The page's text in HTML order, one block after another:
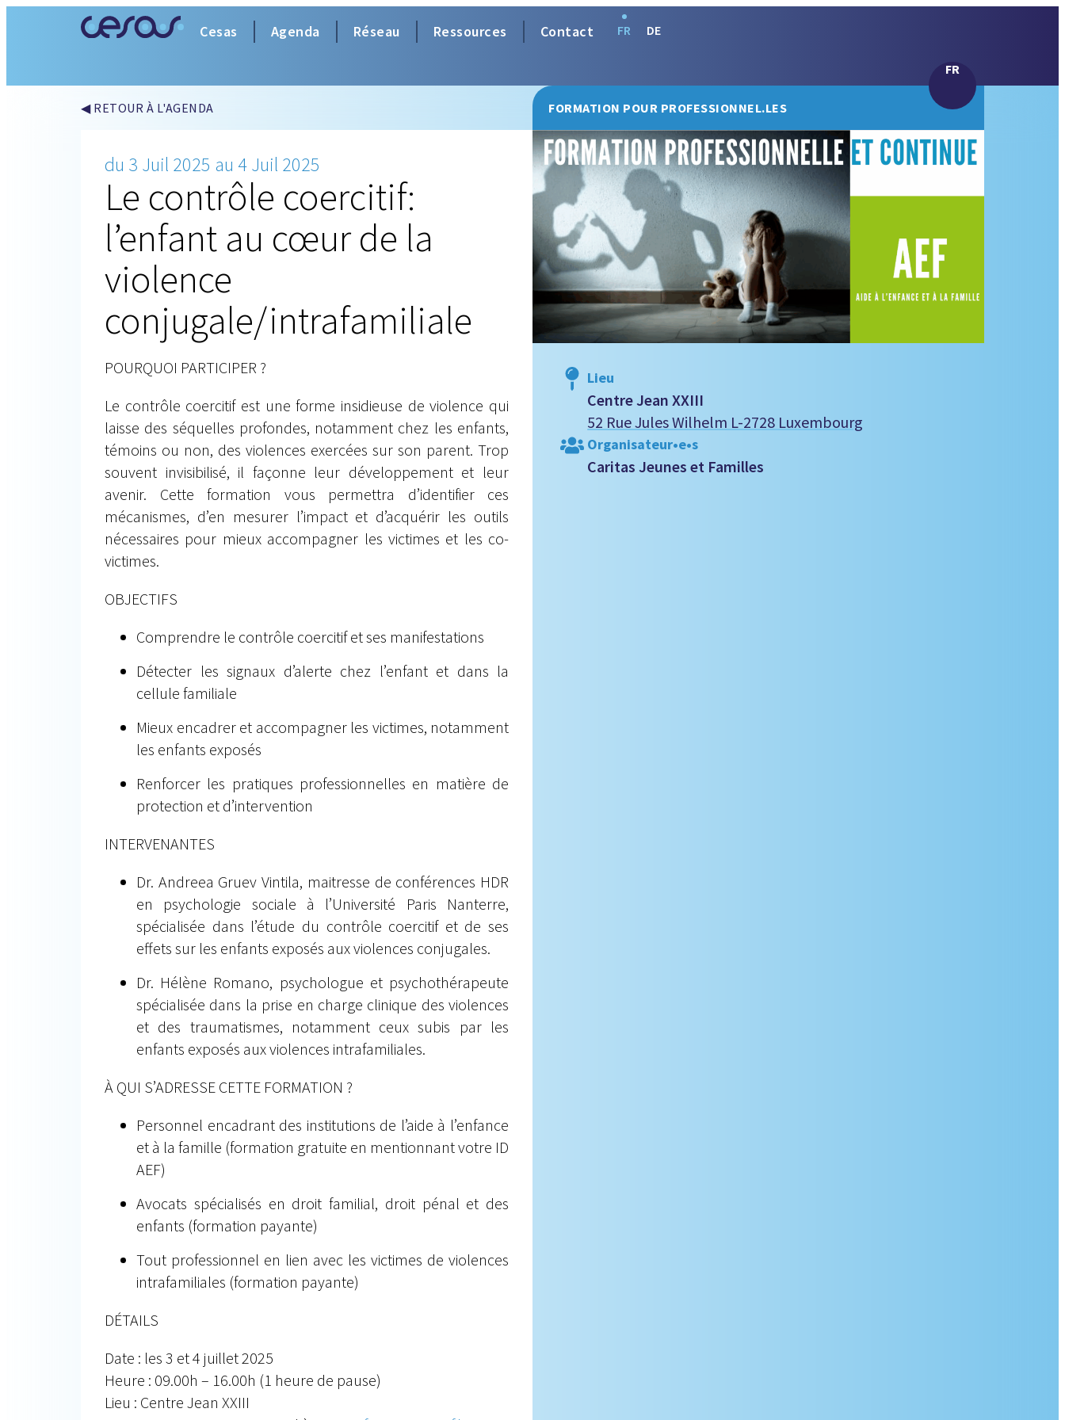
Cesas Agenda Réseau Ressources Contact FR DE
◀ RETOUR À L'AGENDA
du 3 Juil 2025 au 4 Juil 2025
Le contrôle coercitif:
l’enfant au cœur de la
violence
conjugale/intrafamiliale
POURQUOI PARTICIPER ?
Le contrôle coercitif est une forme insidieuse de violence qui
laisse des séquelles profondes, notamment chez les enfants,
témoins ou non, des violences exercées sur son parent. Trop
souvent invisibilisé, il façonne leur développement et leur
avenir. Cette formation vous permettra d’identifier ces
mécanismes, d’en mesurer l’impact et d’acquérir les outils
nécessaires pour mieux accompagner les victimes et les co-
victimes.
OBJECTIFS
Comprendre le contrôle coercitif et ses manifestations
Détecter les signaux d’alerte chez l’enfant et dans la
cellule familiale
Mieux encadrer et accompagner les victimes, notamment
les enfants exposés
Renforcer les pratiques professionnelles en matière de
protection et d’intervention
INTERVENANTES
Dr. Andreea Gruev Vintila, maitresse de conférences HDR
en psychologie sociale à l’Université Paris Nanterre,
spécialisée dans l’étude du contrôle coercitif et de ses
effets sur les enfants exposés aux violences conjugales.
Dr. Hélène Romano, psychologue et psychothérapeute
spécialisée dans la prise en charge clinique des violences
et des traumatismes, notamment ceux subis par les
enfants exposés aux violences intrafamiliales.
À QUI S’ADRESSE CETTE FORMATION ?
Personnel encadrant des institutions de l’aide à l’enfance
et à la famille (formation gratuite en mentionnant votre ID
AEF)
Avocats spécialisés en droit familial, droit pénal et des
enfants (formation payante)
Tout professionnel en lien avec les victimes de violences
intrafamiliales (formation payante)
DÉTAILS
Date : les 3 et 4 juillet 2025
Heure : 09.00h – 16.00h (1 heure de pause)
Lieu : Centre Jean XXIII
FORMATION POUR PROFESSIONNEL.LES
FR
Lieu
Centre Jean XXIII
52 Rue Jules Wilhelm L-2728 Luxembourg
Organisateur•e•s
Caritas Jeunes et Familles